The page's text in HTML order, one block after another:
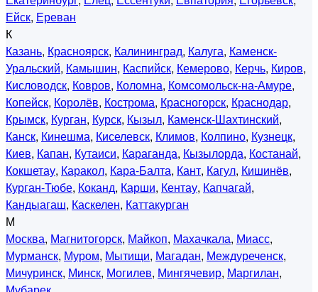
Ейск, Ереван
К
Казань, Красноярск, Калининград, Калуга, Каменск-
Уральский, Камышин, Каспийск, Кемерово, Керчь, Киров,
Кисловодск, Ковров, Коломна, Комсомольск-на-Амуре,
Копейск, Королёв, Кострома, Красногорск, Краснодар,
Крымск, Курган, Курск, Кызыл, Каменск-Шахтинский,
Канск, Кинешма, Киселевск, Климов, Колпино, Кузнецк,
Киев, Капан, Кутаиси, Караганда, Кызылорда, Костанай,
Кокшетау, Каракол, Кара-Балта, Кант, Кагул, Кишинёв,
Курган-Тюбе, Коканд, Карши, Кентау, Капчагай,
Кандыагаш, Каскелен, Каттакурган
М
Москва, Магнитогорск, Майкоп, Махачкала, Миасс,
Мурманск, Муром, Мытищи, Магадан, Междуреченск,
Мичуринск, Минск, Могилев, Мингячевир, Маргилан,